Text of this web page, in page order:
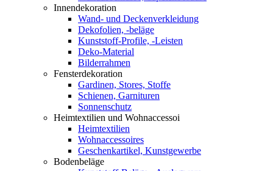
Innendekoration
Wand- und Deckenverkleidung
Dekofolien, -beläge
Kunststoff-Profile, -Leisten
Deko-Material
Bilderrahmen
Fensterdekoration
Gardinen, Stores, Stoffe
Schienen, Garnituren
Sonnenschutz
Heimtextilien und Wohnaccessoi
Heimtextilien
Wohnaccessoires
Geschenkartikel, Kunstgewerbe
Bodenbeläge